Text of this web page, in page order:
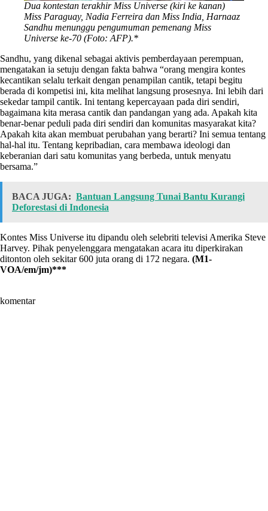
Dua kontestan terakhir Miss Universe (kiri ke kanan)
Miss Paraguay, Nadia Ferreira dan Miss India, Harnaaz
Sandhu menunggu pengumuman pemenang Miss
Universe ke-70 (Foto: AFP).*
Sandhu, yang dikenal sebagai aktivis pemberdayaan perempuan,
mengatakan ia setuju dengan fakta bahwa “orang mengira kontes
kecantikan selalu terkait dengan penampilan cantik, tetapi begitu
berada di kompetisi ini, kita melihat langsung prosesnya. Ini lebih dari
sekedar tampil cantik. Ini tentang kepercayaan pada diri sendiri,
bagaimana kita merasa cantik dan pandangan yang ada. Apakah kita
benar-benar peduli pada diri sendiri dan komunitas masyarakat kita?
Apakah kita akan membuat perubahan yang berarti? Ini semua tentang
hal-hal itu. Tentang kepribadian, cara membawa ideologi dan
keberanian dari satu komunitas yang berbeda, untuk menyatu
bersama.”
BACA JUGA: Bantuan Langsung Tunai Bantu Kurangi
Deforestasi di Indonesia
Kontes Miss Universe itu dipandu oleh selebriti televisi Amerika Steve
Harvey. Pihak penyelenggara mengatakan acara itu diperkirakan
ditonton oleh sekitar 600 juta orang di 172 negara. (M1-
VOA/em/jm)***
komentar